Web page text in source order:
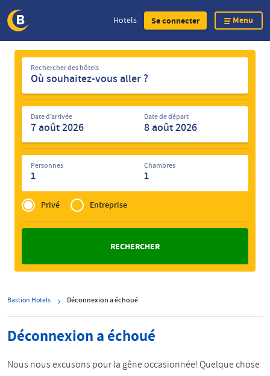
Skip
Hotels Se connecter Menu
Rechercher
hôtels
Rechercher des hôtels
Date d’arrivée Date de départ
Personnes
1
Chambres
1
Privé
of
Zakelijk
Privé Entreprise
Bastion Hotels Déconnexion a échoué
Déconnexion a échoué
Nous nous excusons pour la gêne occasionnée! Quelque chose